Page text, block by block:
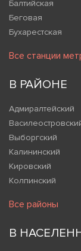
Балтийская
Беговая
Бухарестская
Все станции
В РАЙОНЕ
Адмиралтейский
Выборгский
Калининский
Кировский
Колпинский
Все районы
В